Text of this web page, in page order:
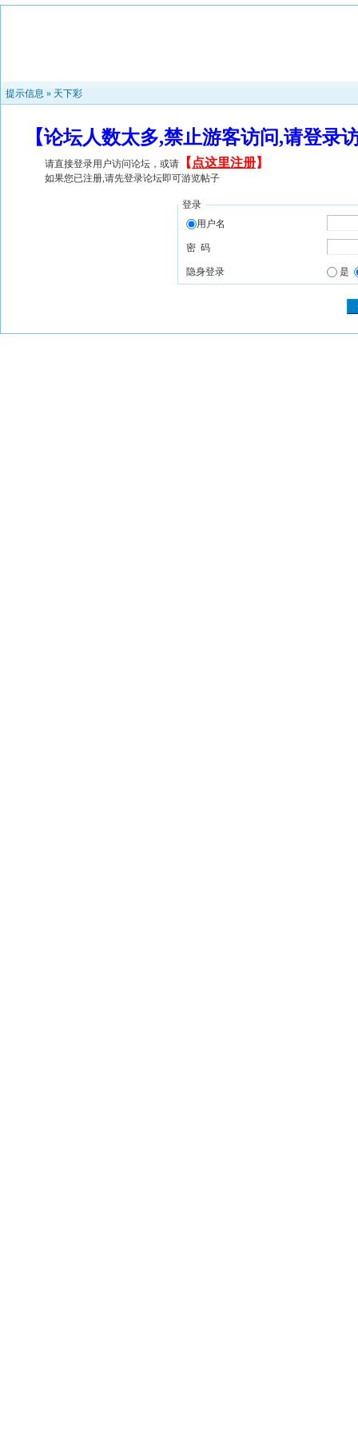
提示信息 » 天下彩
【论坛人数太多,禁止游客访问,请登
请直接登录用户访问论坛，或请 【 点这里注册】
如果您已注册,请先登录论坛即可游览帖子
登录
用户名
密 码
隐身登录 是